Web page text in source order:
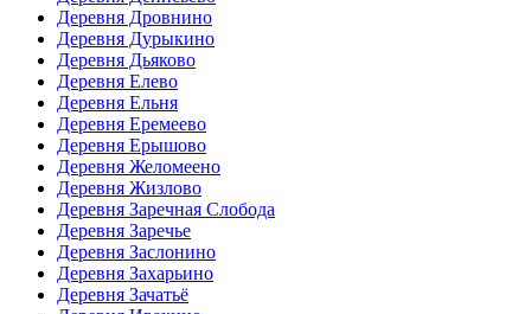
Деревня Дровнино
Деревня Дурыкино
Деревня Дьяково
Деревня Елево
Деревня Ельня
Деревня Еремеево
Деревня Ерышово
Деревня Желомеено
Деревня Жизлово
Деревня Заречная Слобода
Деревня Заречье
Деревня Заслонино
Деревня Захарьино
Деревня Зачатьё